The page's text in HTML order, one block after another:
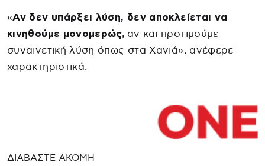
«Αν δεν υπάρξει λύση, δεν αποκλείεται να
κινηθούμε μονομερώς, αν και προτιμούμε
συναινετική λύση όπως στα Χανιά», ανέφερε
χαρακτηριστικά.
ΔΙΑΒΑΣΤΕ ΑΚΟΜΗ